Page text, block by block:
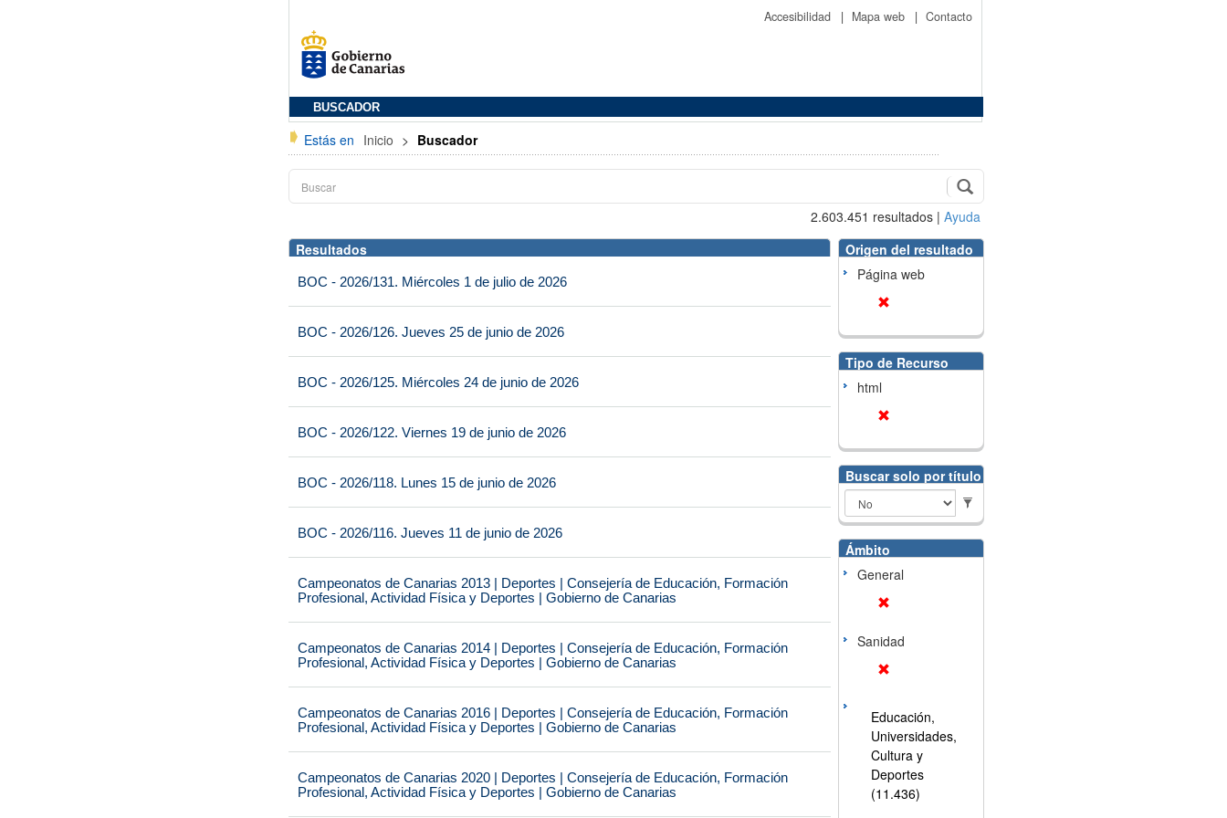
Accesibilidad | Mapa web | Contacto
BUSCADOR
Estás en Inicio > Buscador
2.603.451 resultados | Ayuda
Resultados
BOC - 2026/131. Miércoles 1 de julio de 2026
BOC - 2026/126. Jueves 25 de junio de 2026
BOC - 2026/125. Miércoles 24 de junio de 2026
BOC - 2026/122. Viernes 19 de junio de 2026
BOC - 2026/118. Lunes 15 de junio de 2026
BOC - 2026/116. Jueves 11 de junio de 2026
Campeonatos de Canarias 2013 | Deportes | Consejería de Educación, Formación
Profesional, Actividad Física y Deportes | Gobierno de Canarias
Campeonatos de Canarias 2014 | Deportes | Consejería de Educación, Formación
Profesional, Actividad Física y Deportes | Gobierno de Canarias
Campeonatos de Canarias 2016 | Deportes | Consejería de Educación, Formación
Profesional, Actividad Física y Deportes | Gobierno de Canarias
Campeonatos de Canarias 2020 | Deportes | Consejería de Educación, Formación
Profesional, Actividad Física y Deportes | Gobierno de Canarias
Origen del resultado
Página web
Tipo de Recurso
html
Buscar solo por título
Ámbito
General
Sanidad
Educación,
Universidades,
Cultura y
Deportes
(11.436)